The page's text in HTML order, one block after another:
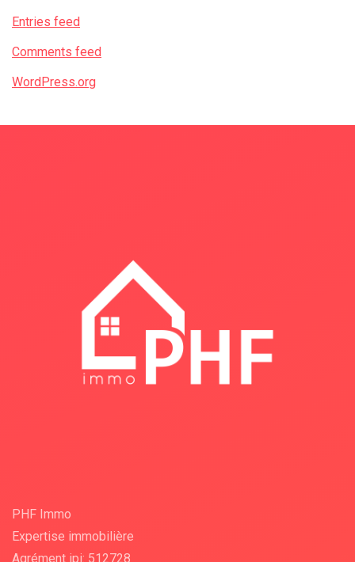
Entries feed
Comments feed
WordPress.org
PHF Immo
Expertise immobilière
Agrément ipi: 512728